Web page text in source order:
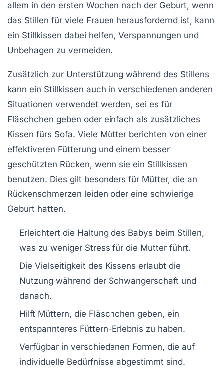
allem in den ersten Wochen nach der Geburt, wenn
das Stillen für viele Frauen herausfordernd ist, kann
ein Stillkissen dabei helfen, Verspannungen und
Unbehagen zu vermeiden.
Zusätzlich zur Unterstützung während des Stillens
kann ein Stillkissen auch in verschiedenen anderen
Situationen verwendet werden, sei es für
Fläschchen geben oder einfach als zusätzliches
Kissen fürs Sofa. Viele Mütter berichten von einer
effektiveren Fütterung und einem besser
geschützten Rücken, wenn sie ein Stillkissen
benutzen. Dies gilt besonders für Mütter, die an
Rückenschmerzen leiden oder eine schwierige
Geburt hatten.
Erleichtert die Haltung des Babys beim Stillen,
was zu weniger Stress für die Mutter führt.
Die Vielseitigkeit des Kissens erlaubt die
Nutzung während der Schwangerschaft und
danach.
Hilft Müttern, die Fläschchen geben, ein
entspannteres Füttern-Erlebnis zu haben.
Verfügbar in verschiedenen Formen, die auf
individuelle Bedürfnisse abgestimmt sind.